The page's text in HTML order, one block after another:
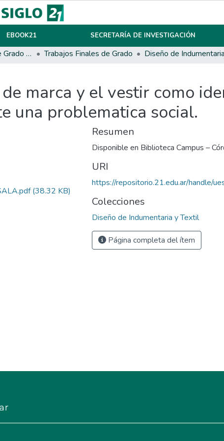
EBOOK21 SECRETARÍA DE INVESTIGACIÓN
Trabajos Finales De Grado Y Posgrado Trabajos Finales de Grado
marca y el vestir como
una problematica social.
(38.32 KB)
Resumen
Disponible en Biblioteca Campus –
URI
https://repositorio.21.edu.ar/handle/
Colecciones
Diseño de Indumentaria y Textil
Página completa del ítem